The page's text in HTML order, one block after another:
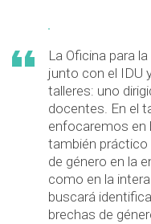
La Oficina para
junto con el IDU
talleres: uno
docentes. En el
enfocaremos en
también práctico
de género en la
como en la
buscará
brechas de